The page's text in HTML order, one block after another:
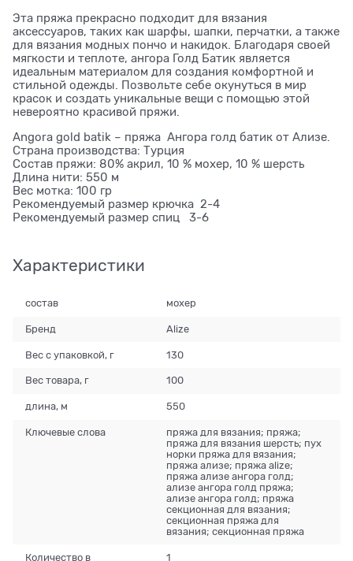
Эта пряжа прекрасно подходит для вязания
аксессуаров, таких как шарфы, шапки, перчатки, а также
для вязания модных пончо и накидок. Благодаря своей
мягкости и теплоте, ангора Голд Батик является
идеальным материалом для создания комфортной и
стильной одежды. Позвольте себе окунуться в мир
красок и создать уникальные вещи с помощью этой
невероятно красивой пряжи.
Angora gold batik – пряжа Ангора голд батик от Ализе.
Страна производства: Турция
Состав пряжи: 80% акрил, 10 % мохер, 10 % шерсть
Длина нити: 550 м
Вес мотка: 100 гр
Рекомендуемый размер крючка 2-4
Рекомендуемый размер спиц 3-6
Характеристики
состав мохер
Бренд Alize
Вес с упаковкой, г 130
Вес товара, г 100
длина, м 550
Ключевые слова
пряжа для вязания; пряжа;
пряжа для вязания шерсть; пух
норки пряжа для вязания;
пряжа ализе; пряжа alize;
пряжа ализе ангора голд;
ализе ангора голд пряжа;
ализе ангора голд; пряжа
секционная для вязания;
секционная пряжа для
вязания; секционная пряжа
Количество в
1